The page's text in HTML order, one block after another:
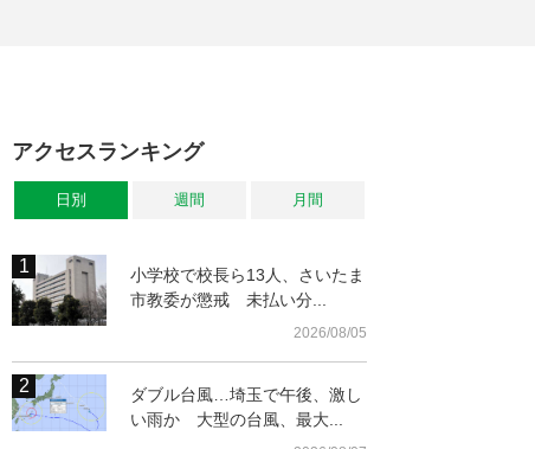
アクセスランキング
日別 週間 月間
小学校で校長ら13人、さいたま
市教委が懲戒 未払い分...
2026/08/05
ダブル台風…埼玉で午後、激し
い雨か 大型の台風、最大...